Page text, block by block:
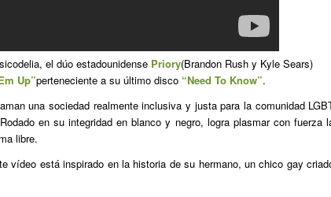
el dúo estadounidense Priory(Brandon Rush y Kyle Sears)
Up”perteneciente a su último disco “Need To Know”.
una sociedad realmente inclusiva y justa para la comunidad
en su integridad en blanco y negro, logra plasmar con fuerza
libre.
vídeo está inspirado en la historia de su hermano, un chico gay